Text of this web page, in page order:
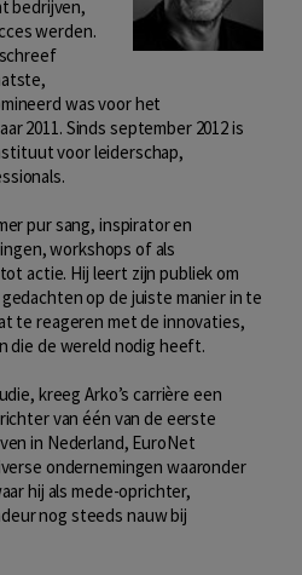
bedrijven,
werden.
was voor het
2011. Sinds september 2012 is
voor leiderschap,
pur sang, inspirator en
workshops of als
actie. Hij leert zijn publiek om
op de juiste manier in te
te reageren met de innovaties,
die de wereld nodig heeft.
kreeg Arko’s carrière een
van één van de eerste
in Nederland, EuroNet
ondernemingen waaronder
hij als mede-oprichter,
nog steeds nauw bij